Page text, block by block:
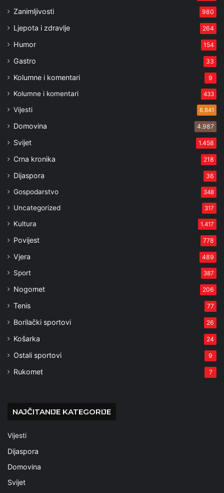
Zanimljivosti 980
Ljepota i zdravlje 264
Humor 154
Gastro 33
Kolumne i komentari 9
Kolumne i komentari 433
Vijesti 6.841
Domovina 4.987
Svijet 1.458
Crna kronika 218
Dijaspora 36
Gospodarstvo 348
Uncategorized 317
Kultura 1.417
Povijest 778
Vjera 489
Sport 387
Nogomet 206
Tenis 77
Borilački sportovi 26
Košarka 24
Ostali sportovi 9
Rukomet 7
NAJČITANIJE KATEGORIJE
Vijesti
Dijaspora
Domovina
Svijet